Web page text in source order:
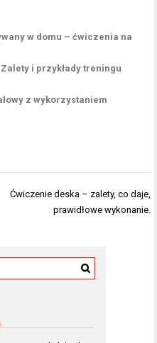
w domu – ćwiczenia na
i przykłady treningu
z wykorzystaniem
Ćwiczenie deska – zalety, co daje,
prawidłowe wykonanie.